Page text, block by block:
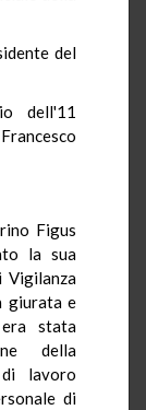
del
dell'11
Figus
la sua
Vigilanza
giurata e
stata
della
lavoro
di